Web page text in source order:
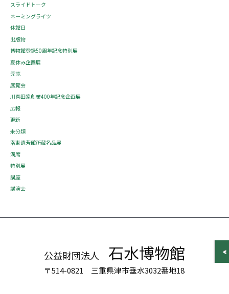
スライドトーク
ネーミングライツ
休館日
出版物
博物館登録50周年記念特別展
夏休み企画展
完売
展覧会
川喜田家創業400年記念企画展
広報
更新
未分類
洛東遺芳館所蔵名品展
満席
特別展
講座
講演会
公益財団法人 石水博物館
〒514-0821 三重県津市垂水3032番地18